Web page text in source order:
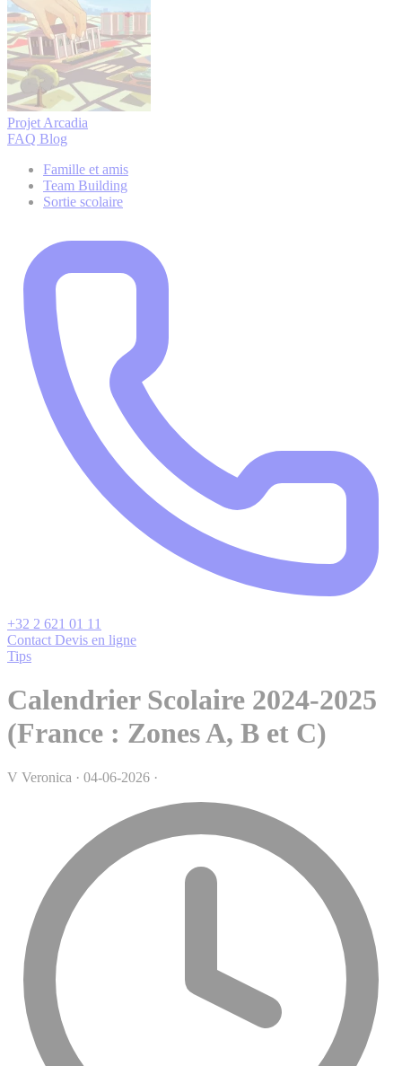
Projet Arcadia
FAQ Blog
Famille et amis
Team Building
Sortie scolaire
+32 2 621 01 11
Contact Devis en ligne
Tips
Calendrier Scolaire 2024-2025
(France : Zones A, B et C)
V Veronica · 04-06-2026 ·